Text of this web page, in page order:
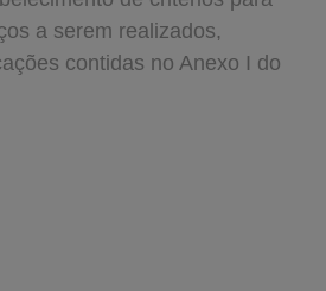
a serem realizados,
contidas no Anexo I do